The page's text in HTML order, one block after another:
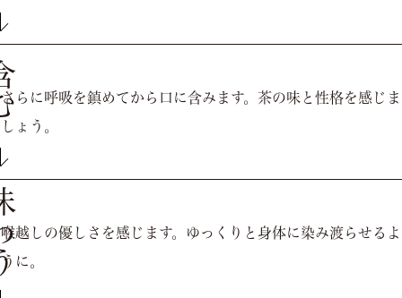
さらに呼吸を鎮めてから⼝に含みます。茶の味と性格を感じま
しょう。
喉越しの優しさを感じます。ゆっくりと⾝体に染み渡らせるよ
うに。